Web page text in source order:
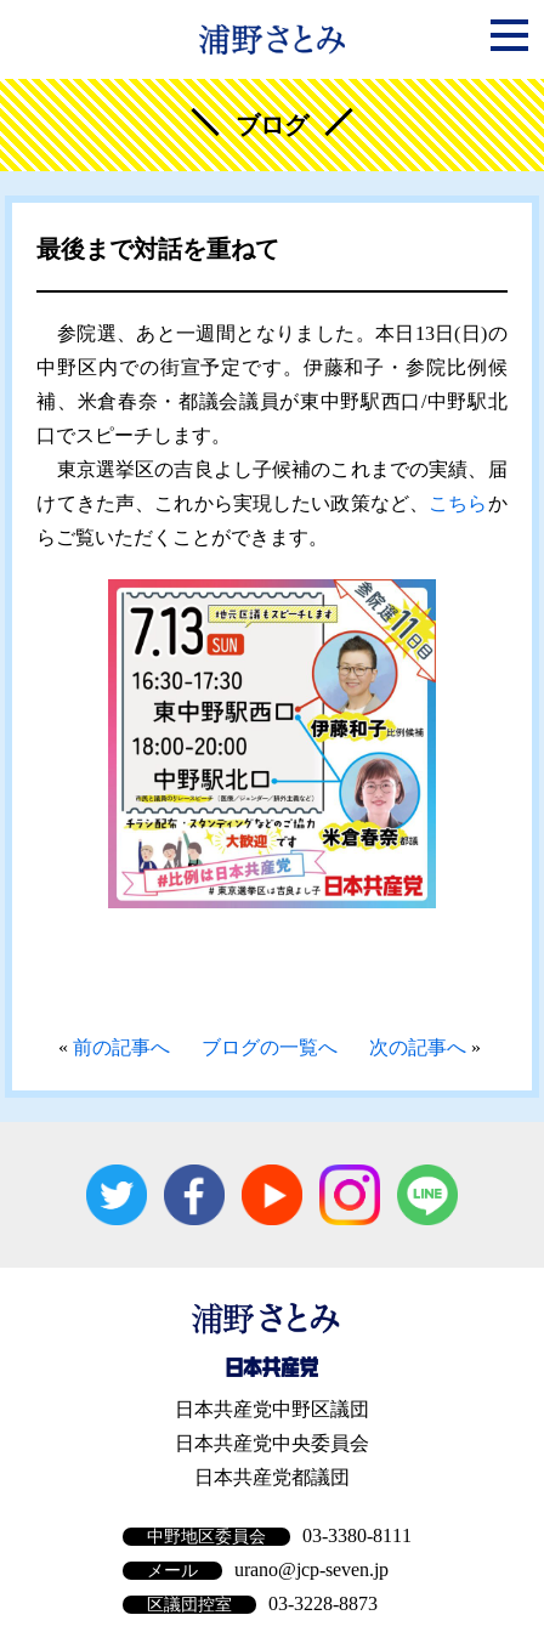
ブログ
最後まで対話を重ねて
参院選、あと一週間となりました。本日13日(日)の
中野区内での街宣予定です。伊藤和子・参院比例候
補、米倉春奈・都議会議員が東中野駅西口/中野駅北
口でスピーチします。
東京選挙区の吉良よし子候補のこれまでの実績、届
けてきた声、これから実現したい政策など、
こちらか
らご覧いただくことができます。
«前の記事へ ブログの一覧へ 次の記事へ»
日本共産党中野区議団
日本共産党中央委員会
日本共産党都議団
中野地区委員会 03-3380-8111
メール urano@jcp-seven.jp
区議団控室 03-3228-8873